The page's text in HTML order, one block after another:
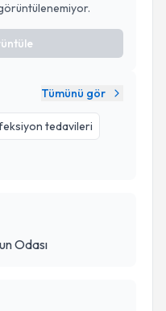
Tümünü gör
tedavileri
Odası